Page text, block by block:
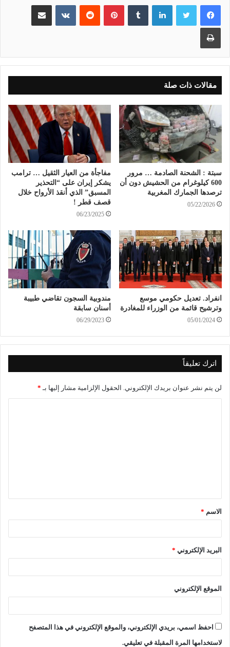
لينكدإن بينتيريست مشاركة عبر البريد
طباعة
مقالات ذات صلة
سبتة : الشحنة الصادمة … مرور
600 كيلوغرام من الحشيش دون أن
ترصدها الجمارك المغربية
05/22/2026
مفاجأة من العيار الثقيل … ترامب
يشكر إيران على “التحذير
المسبق” الذي أنقذ الأرواح خلال
قصف قطر !
06/23/2025
انفراد. تعديل حكومي موسع
وترشيح قائمة من الوزراء للمغادرة
05/01/2024
مندوبية السجون تقاضي طبيبة
أسنان سابقة
06/29/2023
اترك تعليقاً
لن يتم نشر عنوان بريدك الإلكتروني. الحقول الإلزامية مشار إليها بـ *
الاسم *
البريد الإلكتروني *
الموقع الإلكتروني
احفظ اسمي، بريدي الإلكتروني، والموقع الإلكتروني في هذا المتصفح
لاستخدامها المرة المقبلة في تعليقي.